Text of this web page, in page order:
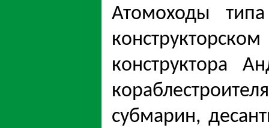
Атомоходы
конструктора
субмарин,